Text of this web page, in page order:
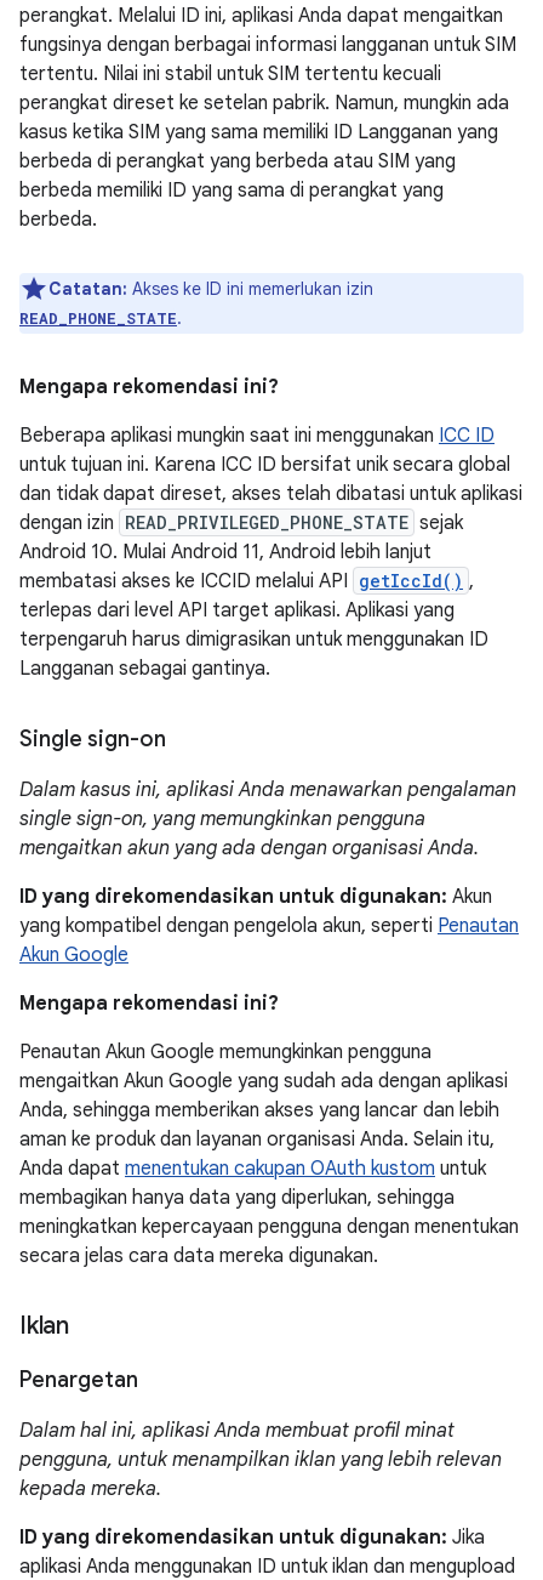
perangkat. Melalui ID ini, aplikasi Anda dapat mengaitkan
fungsinya dengan berbagai informasi langganan untuk SIM
tertentu. Nilai ini stabil untuk SIM tertentu kecuali
perangkat direset ke setelan pabrik. Namun, mungkin ada
kasus ketika SIM yang sama memiliki ID Langganan yang
berbeda di perangkat yang berbeda atau SIM yang
berbeda memiliki ID yang sama di perangkat yang
berbeda.
Catatan: Akses ke ID ini memerlukan izin
READ_PHONE_STATE.
Mengapa rekomendasi ini?
Beberapa aplikasi mungkin saat ini menggunakan ICC ID
untuk tujuan ini. Karena ICC ID bersifat unik secara global
dan tidak dapat direset, akses telah dibatasi untuk aplikasi
dengan izin READ_PRIVILEGED_PHONE_STATE sejak
Android 10. Mulai Android 11, Android lebih lanjut
membatasi akses ke ICCID melalui API getIccId() ,
terlepas dari level API target aplikasi. Aplikasi yang
terpengaruh harus dimigrasikan untuk menggunakan ID
Langganan sebagai gantinya.
Single sign-on
Dalam kasus ini, aplikasi Anda menawarkan pengalaman
single sign-on, yang memungkinkan pengguna
mengaitkan akun yang ada dengan organisasi Anda.
ID yang direkomendasikan untuk digunakan: Akun
yang kompatibel dengan pengelola akun, seperti Penautan
Akun Google
Mengapa rekomendasi ini?
Penautan Akun Google memungkinkan pengguna
mengaitkan Akun Google yang sudah ada dengan aplikasi
Anda, sehingga memberikan akses yang lancar dan lebih
aman ke produk dan layanan organisasi Anda. Selain itu,
Anda dapat menentukan cakupan OAuth kustom untuk
membagikan hanya data yang diperlukan, sehingga
meningkatkan kepercayaan pengguna dengan menentukan
secara jelas cara data mereka digunakan.
Iklan
Penargetan
Dalam hal ini, aplikasi Anda membuat profil minat
pengguna, untuk menampilkan iklan yang lebih relevan
kepada mereka.
ID yang direkomendasikan untuk digunakan: Jika
aplikasi Anda menggunakan ID untuk iklan dan mengupload